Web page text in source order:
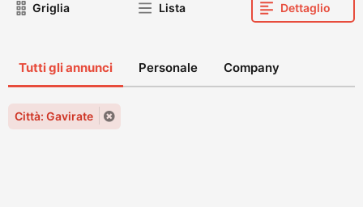
Griglia Lista Dettaglio
Tutti gli annunci Personale Company
Città: Gavirate